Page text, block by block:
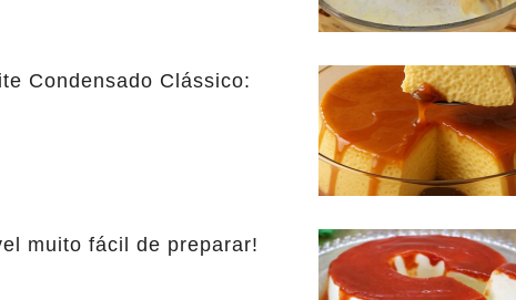
Condensado Clássico:
muito fácil de preparar!